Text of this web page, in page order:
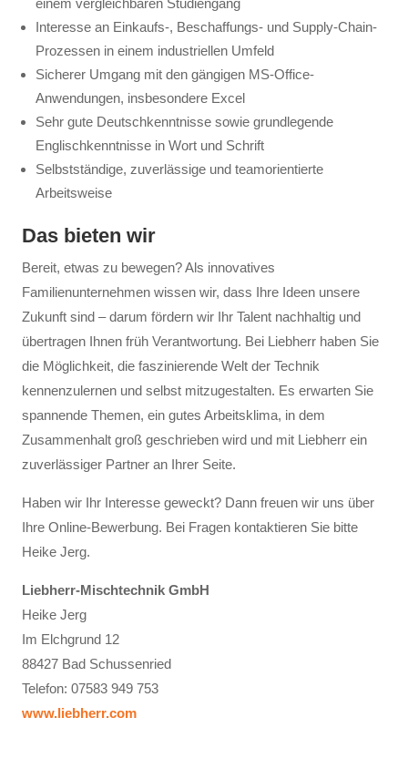
einem vergleichbaren Studiengang
Interesse an Einkaufs-, Beschaffungs- und Supply-Chain-
Prozessen in einem industriellen Umfeld
Sicherer Umgang mit den gängigen MS-Office-
Anwendungen, insbesondere Excel
Sehr gute Deutschkenntnisse sowie grundlegende
Englischkenntnisse in Wort und Schrift
Selbstständige, zuverlässige und teamorientierte
Arbeitsweise
Das bieten wir
Bereit, etwas zu bewegen? Als innovatives
Familienunternehmen wissen wir, dass Ihre Ideen unsere
Zukunft sind – darum fördern wir Ihr Talent nachhaltig und
übertragen Ihnen früh Verantwortung. Bei Liebherr haben Sie
die Möglichkeit, die faszinierende Welt der Technik
kennenzulernen und selbst mitzugestalten. Es erwarten Sie
spannende Themen, ein gutes Arbeitsklima, in dem
Zusammenhalt groß geschrieben wird und mit Liebherr ein
zuverlässiger Partner an Ihrer Seite.
Haben wir Ihr Interesse geweckt? Dann freuen wir uns über
Ihre Online-Bewerbung. Bei Fragen kontaktieren Sie bitte
Heike Jerg.
Liebherr-Mischtechnik GmbH
Heike Jerg
Im Elchgrund 12
88427 Bad Schussenried
Telefon: 07583 949 753
www.liebherr.com